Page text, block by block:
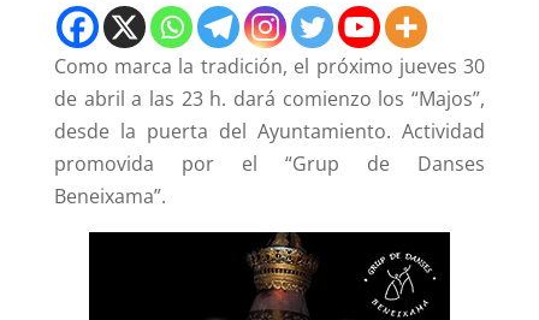
Como marca la tradición, el próximo jueves 30
de abril a las 23 h. dará comienzo los “Majos”,
desde la puerta del Ayuntamiento. Actividad
promovida por el “Grup de Danses
Beneixama”.